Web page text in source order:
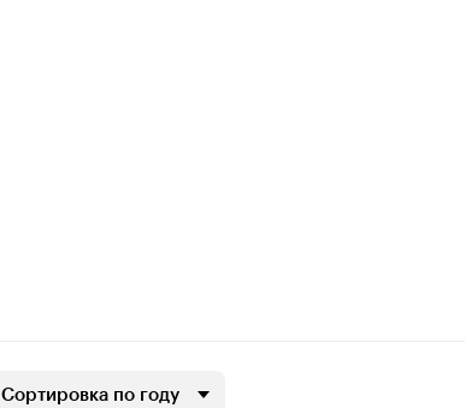
Сортировка по году